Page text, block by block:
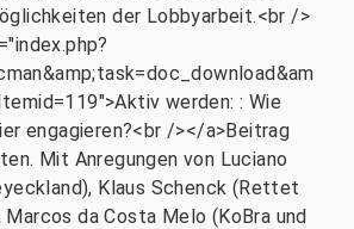
der Lobbyarbeit.<br />
werden: : Wie
engagieren?<br /></a>Beitrag
Mit Anregungen von Luciano
Klaus Schenck (Rettet
Marcos da Costa Melo (KoBra und